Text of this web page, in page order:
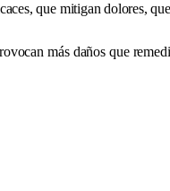
que mitigan dolores,
más daños que